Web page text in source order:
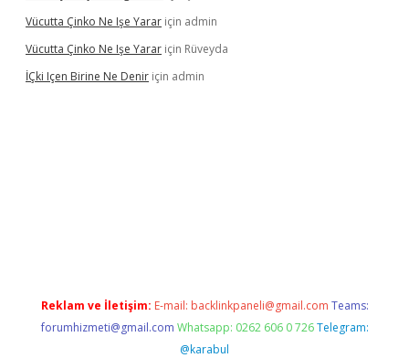
Vücutta Çinko Ne Işe Yarar için admin
Vücutta Çinko Ne Işe Yarar için Rüveyda
İÇki Içen Birine Ne Denir için admin
Reklam ve İletişim: E-mail: backlinkpaneli@gmail.com Teams:
forumhizmeti@gmail.com Whatsapp: 0262 606 0 726 Telegram:
@karabul